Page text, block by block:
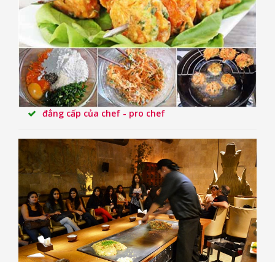
đẳng cấp của chef - pro chef